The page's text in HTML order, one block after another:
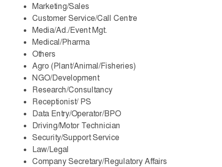
Marketing/Sales
Customer Service/Call Centre
Media/Ad./Event Mgt.
Medical/Pharma
Others
Agro (Plant/Animal/Fisheries)
NGO/Development
Research/Consultancy
Receptionist/ PS
Data Entry/Operator/BPO
Driving/Motor Technician
Security/Support Service
Law/Legal
Company Secretary/Regulatory Affairs